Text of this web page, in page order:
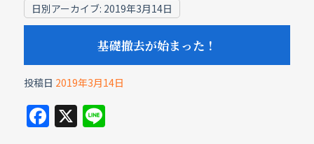
日別アーカイブ: 2019年3月14日
基礎撤去が始まった！
投稿日 2019年3月14日
F X Li